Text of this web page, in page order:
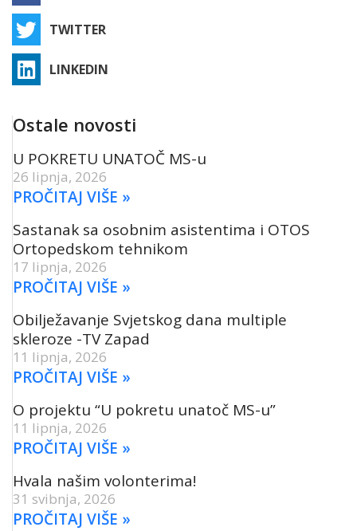
TWITTER
LINKEDIN
Ostale novosti
U POKRETU UNATOČ MS-u
26 lipnja, 2026
PROČITAJ VIŠE »
Sastanak sa osobnim asistentima i OTOS
Ortopedskom tehnikom
17 lipnja, 2026
PROČITAJ VIŠE »
Obilježavanje Svjetskog dana multiple
skleroze -TV Zapad
11 lipnja, 2026
PROČITAJ VIŠE »
O projektu “U pokretu unatoč MS-u”
11 lipnja, 2026
PROČITAJ VIŠE »
Hvala našim volonterima!
31 svibnja, 2026
PROČITAJ VIŠE »